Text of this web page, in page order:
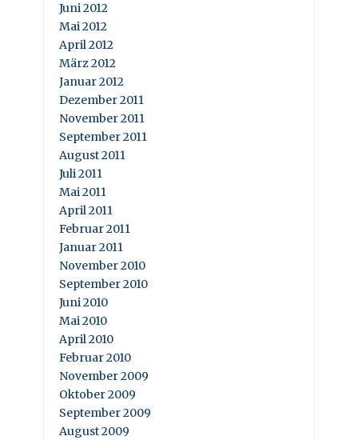
Juni 2012
Mai 2012
April 2012
März 2012
Januar 2012
Dezember 2011
November 2011
September 2011
August 2011
Juli 2011
Mai 2011
April 2011
Februar 2011
Januar 2011
November 2010
September 2010
Juni 2010
Mai 2010
April 2010
Februar 2010
November 2009
Oktober 2009
September 2009
August 2009